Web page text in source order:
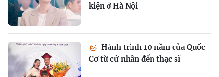
kiện ở Hà Nội
Hành trình 10 năm của Quốc
Cơ từ cử nhân đến thạc sĩ